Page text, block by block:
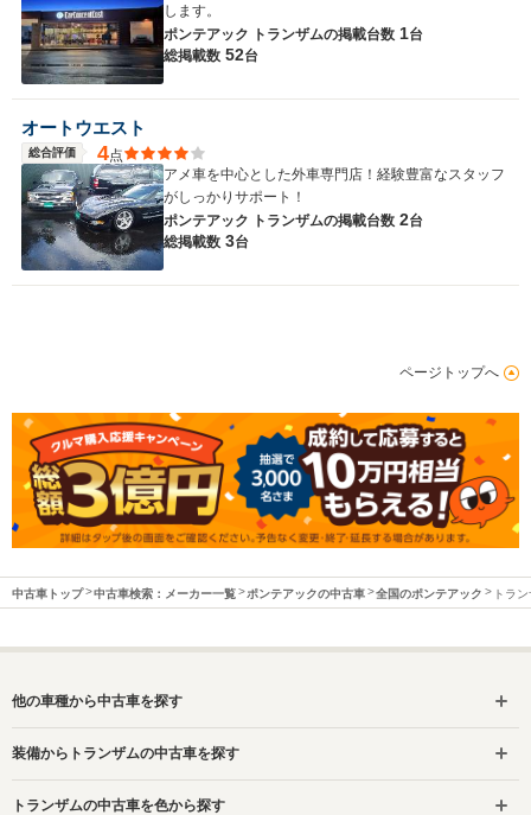
します。
ポンテアック トランザムの掲載台数 1台
総掲載数 52台
オートウエスト
総合評価 4点
アメ車を中心とした外車専門店！経験豊富なスタッフ
がしっかりサポート！
ポンテアック トランザムの掲載台数 2台
総掲載数 3台
ページトップへ
中古車トップ 中古車検索：メーカー一覧 ポンテアックの中古車 全国のポンテアック トラ
他の車種から中古車を探す
装備からトランザムの中古車を探す
トランザムの中古車を色から探す